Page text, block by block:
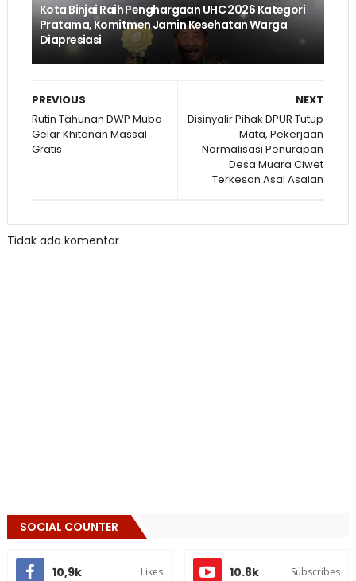
Kota Binjai Raih Penghargaan UHC 2026 Kategori
Pratama, Komitmen Jamin Kesehatan Warga
Diapresiasi
NEXT
Disinyalir Pihak DPUR Tutup
Mata, Pekerjaan
Normalisasi Penurapan
Desa Muara Ciwet
Terkesan Asal Asalan
PREVIOUS
Rutin Tahunan DWP Muba
Gelar Khitanan Massal
Gratis
Tidak ada komentar
SOCIAL COUNTER
10,9k Likes 10.8k Subscribes